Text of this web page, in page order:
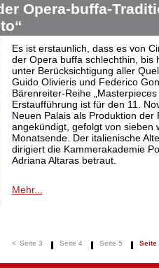
Opera-buffa-
Es ist erstaunlich, dass es von
der Opera buffa schlechthin, bis
unter Berücksichtigung aller
Guido Olivieris und Federico
Bärenreiter-Reihe
Erstaufführung ist für den 11.
Neuen Palais als Produktion der
angekündigt, gefolgt von sieben
Monatsende. Der italienische
dirigiert die Kammerakademie
Adriana Altaras betraut.
Mehr...
< Seite 3 Seite 4 Seite 5 Seite